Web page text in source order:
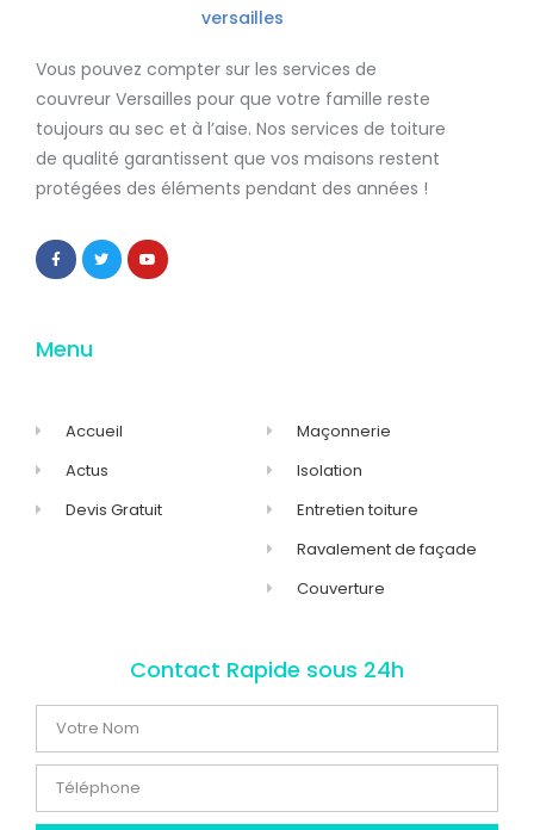
Vous pouvez compter sur les services de
couvreur Versailles pour que votre famille reste
toujours au sec et à l’aise. Nos services de toiture
de qualité garantissent que vos maisons restent
protégées des éléments pendant des années !
Menu
Accueil
Actus
Devis Gratuit
Maçonnerie
Isolation
Entretien toiture
Ravalement de façade
Couverture
Contact Rapide sous 24h